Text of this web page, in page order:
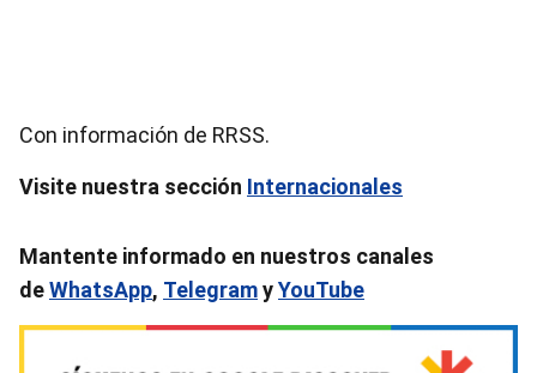
Con información de RRSS.
Visite nuestra sección Internacionales
Mantente informado en nuestros canales
deWhatsApp, TelegramyYouTube